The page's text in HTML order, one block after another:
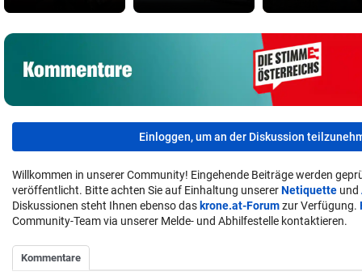
Einloggen, um an der Diskussion
Willkommen in unserer Community! Eingehende Beiträge werden
veröffentlicht. Bitte achten Sie auf Einhaltung unsererNetiquette und
Diskussionen steht Ihnen ebenso das krone.at-Forumzur Verfügung.
Community-Team via unserer Melde- und Abhilfestelle kontaktieren.